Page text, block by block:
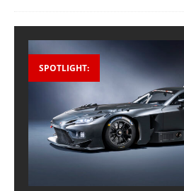
SPOTLIGHT: